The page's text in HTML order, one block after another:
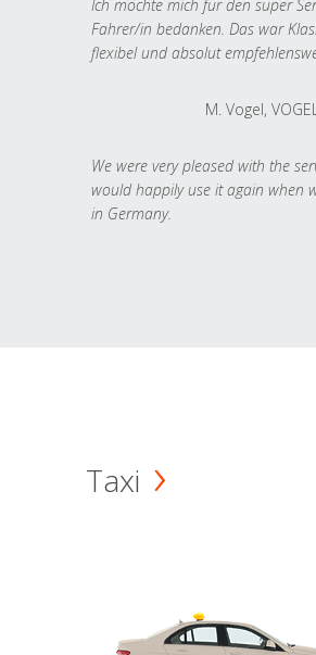
Ich möchte mich für den super
Fahrer/in bedanken. Das war
flexibel und absolut
M. Vogel,
We were very pleased with the
would happily use it again when
in Germany.
Taxi